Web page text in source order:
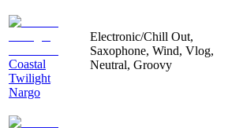
Coastal
Twilight
Nargo
Electronic/Chill Out,
Saxophone, Wind, Vlog,
Neutral, Groovy